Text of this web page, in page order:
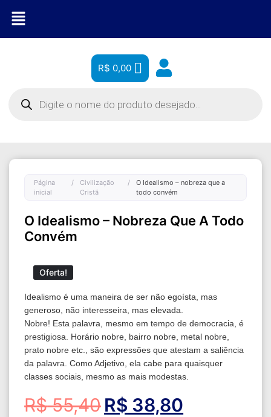
R$ 0,00
Página
inicial
/
Civilização
Cristã
/
O Idealismo – nobreza que a
todo convém
O Idealismo – Nobreza Que A Todo
Convém
Oferta!
Idealismo é uma maneira de ser não egoísta, mas
generoso, não interesseira, mas elevada.
Nobre! Esta palavra, mesmo em tempo de democracia, é
prestigiosa. Horário nobre, bairro nobre, metal nobre,
prato nobre etc., são expressões que atestam a saliência
da palavra. Como Adjetivo, ela cabe para quaisquer
classes sociais, mesmo as mais modestas.
R$55,40R$ 38,80